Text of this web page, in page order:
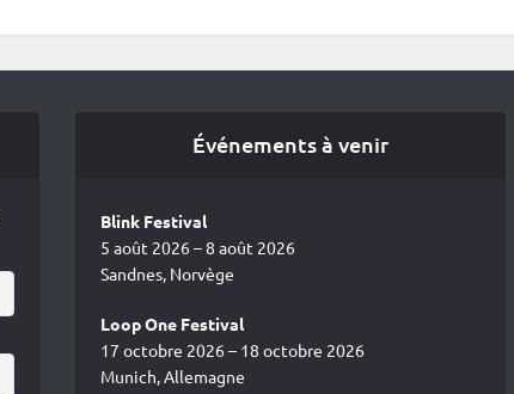
Événements à venir
Blink Festival
5 août 2026 – 8 août 2026
Sandnes, Norvège
Loop One Festival
17 octobre 2026 – 18 octobre 2026
Munich, Allemagne